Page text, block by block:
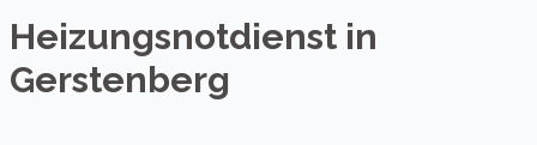
Heizungsnotdienst in
Gerstenberg